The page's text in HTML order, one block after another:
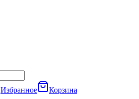
Избранное
Корзина